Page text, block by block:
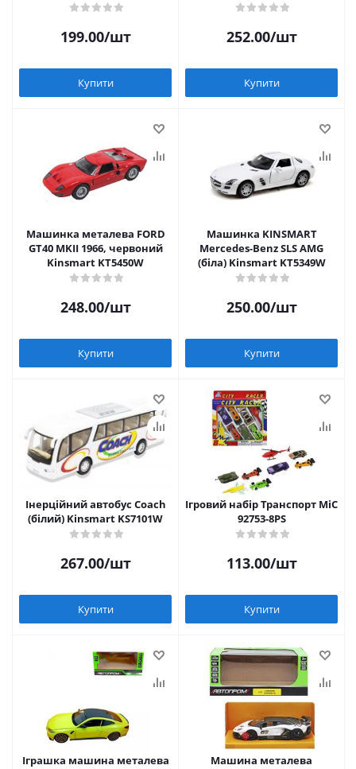
199.00/шт
Купити
252.00/шт
Купити
Машинка металева FORD
GT40 MKII 1966, червоний
Kinsmart KT5450W
248.00/шт
Купити
Машинка KINSMART
Mercedes-Benz SLS AMG
(біла) Kinsmart KT5349W
250.00/шт
Купити
Інерційний автобус Coach
(білий) Kinsmart KS7101W
267.00/шт
Купити
Ігровий набір Транспорт MiC
92753-8PS
113.00/шт
Купити
Іграшка машина металева
Машина металева